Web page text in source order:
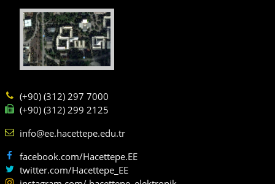
(+90) (312) 297 7000
(+90) (312) 299 2125
info@ee.hacettepe.edu.tr
facebook.com/Hacettepe.EE
twitter.com/Hacettepe_EE